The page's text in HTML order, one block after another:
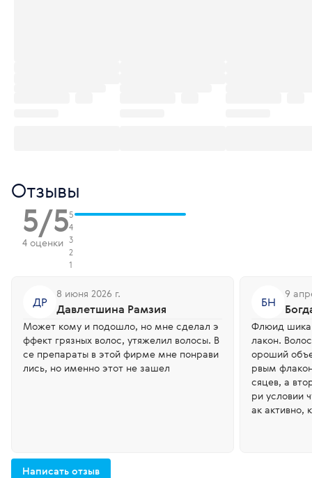
Отзывы
5/5
4 оценки
5
4
3
2
1
ДР
8 июня 2026 г.
Давлетшина Рамзия
Может кому и подошло, но мне сделал э
ффект грязных волос, утяжелил волосы. В
се препараты в этой фирме мне понрави
лись, но именно этот не зашел
БН
9
Флюид
лакон.
ороший
рвым
сяцев, а
ри условии
ак активно,
Написать отзыв